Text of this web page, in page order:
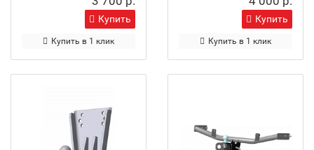
Купить
Купить в 1 клик
Купить
Купить в 1 клик